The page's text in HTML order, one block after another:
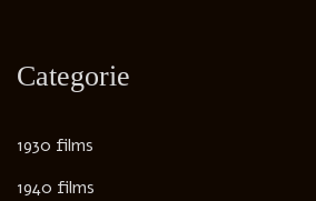
Categorie
1930 films
1940 films